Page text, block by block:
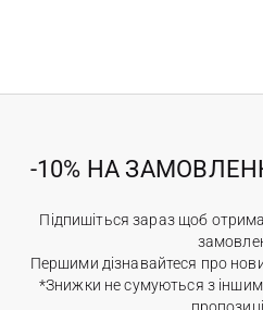
-10% НА
Підпишіться зараз щоб
Першими дізнавайтеся про
*Знижки не сумуються з